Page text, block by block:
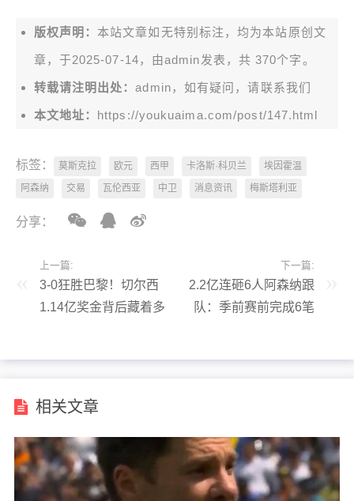
版权声明： 本站文章如无特别标注，均为本站原创文
章，于2025-07-14，由admin 发表，共 370个字。
转载请注明出处：admin，如有疑问，请联系我们
本文地址： https://youkuaima.com/post/147.html
标签： 莫斯克拉 欧元 西甲 卡洛斯·科贝兰
埃因霍温
阿森纳
交易 瓦伦西亚 中卫 消息资讯 梅斯塔利亚
分享：
上一篇:
3-0狂胜巴黎！切尔西
1.14亿奖金背后藏着多
下一篇:
2.2亿连砸6人阿森纳跟
队：季前赛前完成6笔
相关文章